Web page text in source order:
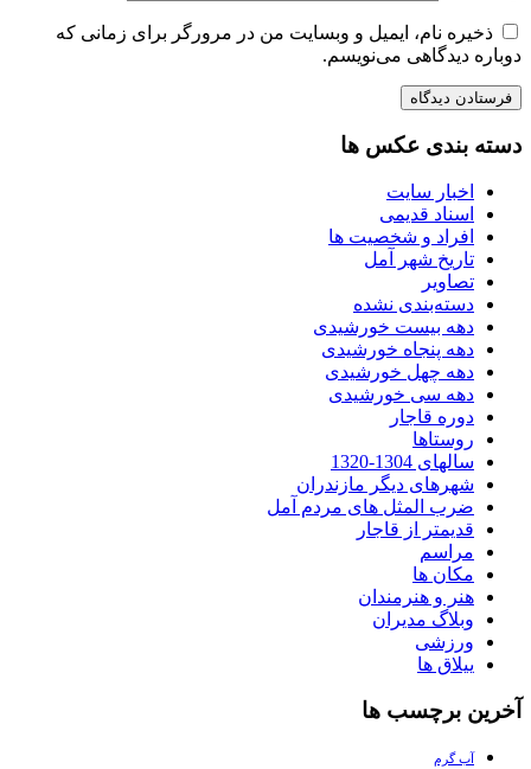
ذخیره نام، ایمیل و وبسایت من در مرورگر برای زمانی که
دوباره دیدگاهی می‌نویسم.
دسته بندی عکس ها
اخبار سایت
اسناد قدیمی
افراد و شخصیت ها
تاریخ شهر آمل
تصاویر
دسته‌بندی نشده
دهه بیست خورشیدی
دهه پنجاه خورشیدی
دهه چهل خورشیدی
دهه سی خورشیدی
دوره قاجار
روستاها
سالهای 1304-1320
شهرهای دیگر مازندران
ضرب المثل های مردم آمل
قدیمتر از قاجار
مراسم
مکان ها
هنر و هنرمندان
وبلاگ مدیران
ورزشی
ییلاق ها
آخرین برچسب ها
آب گرم